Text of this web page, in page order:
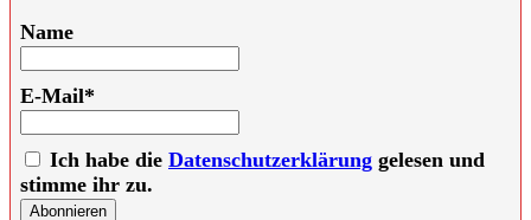
Name
E-Mail*
Ich habe die Datenschutzerklärung gelesen und
stimme ihr zu.